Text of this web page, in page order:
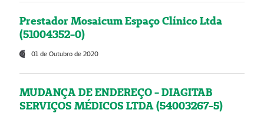
Prestador Mosaicum Espaço Clínico Ltda
(51004352-0)
01 de Outubro de 2020
MUDANÇA DE ENDEREÇO - DIAGITAB
SERVIÇOS MÉDICOS LTDA (54003267-5)